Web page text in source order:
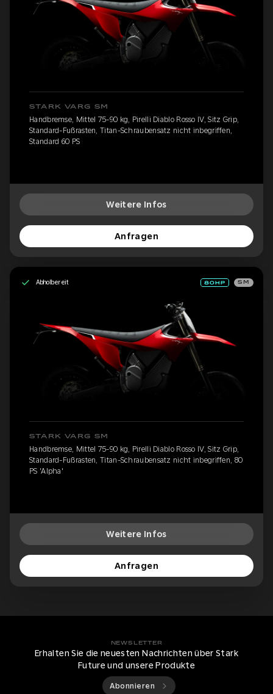
STARK VARG SM
Handbremse, Mittel 75-90 kg, Pirelli Diablo Rosso IV, Sitz Grip,
Standard-Fußrasten, Titan-Schraubensatz nicht inbegriffen,
Standard 60 PS
Weitere Infos
Anfragen
Abholbereit SM
STARK VARG SM
Handbremse, Mittel 75-90 kg, Pirelli Diablo Rosso IV, Sitz Grip,
Standard-Fußrasten, Titan-Schraubensatz nicht inbegriffen, 80
PS 'Alpha'
Weitere Infos
Anfragen
NEWSLETTER
Erhalten Sie die neuesten Nachrichten über Stark
Future und unsere Produkte
Abonnieren